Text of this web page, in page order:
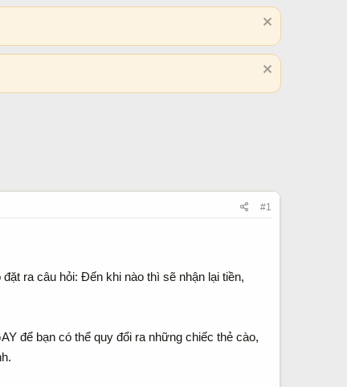
#1
ra câu hỏi: Đến khi nào thì sẽ nhận lại tiền,
để bạn có thể quy đổi ra những chiếc thẻ cào,